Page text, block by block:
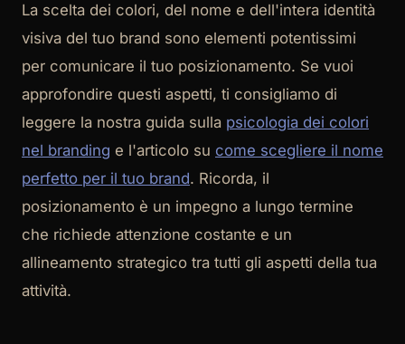
La scelta dei colori, del nome e dell'intera identità
visiva del tuo brand sono elementi potentissimi
per comunicare il tuo posizionamento. Se vuoi
approfondire questi aspetti, ti consigliamo di
leggere la nostra guida sulla psicologia dei colori
nel branding e l'articolo su come scegliere il nome
perfetto per il tuo brand. Ricorda, il
posizionamento è un impegno a lungo termine
che richiede attenzione costante e un
allineamento strategico tra tutti gli aspetti della tua
attività.